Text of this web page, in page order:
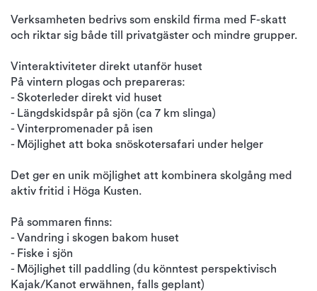
Verksamheten bedrivs som enskild firma med F-skatt
och riktar sig både till privatgäster och mindre grupper.
Vinteraktiviteter direkt utanför huset
På vintern plogas och prepareras:
- Skoterleder direkt vid huset
- Längdskidspår på sjön (ca 7 km slinga)
- Vinterpromenader på isen
- Möjlighet att boka snöskotersafari under helger
Det ger en unik möjlighet att kombinera skolgång med
aktiv fritid i Höga Kusten.
På sommaren finns:
- Vandring i skogen bakom huset
- Fiske i sjön
- Möjlighet till paddling (du könntest perspektivisch
Kajak/Kanot erwähnen, falls geplant)